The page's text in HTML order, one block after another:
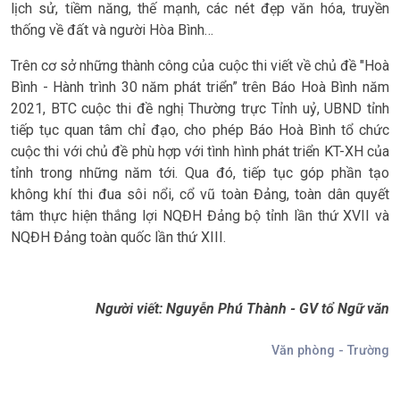
lịch sử, tiềm năng, thế mạnh, các nét đẹp văn hóa, truyền
thống về đất và người Hòa Bình…
Trên cơ sở những thành công của cuộc thi viết về chủ đề "Hoà
Bình - Hành trình 30 năm phát triển” trên Báo Hoà Bình năm
2021, BTC cuộc thi đề nghị Thường trực Tỉnh uỷ, UBND tỉnh
tiếp tục quan tâm chỉ đạo, cho phép Báo Hoà Bình tổ chức
cuộc thi với chủ đề phù hợp với tình hình phát triển KT-XH của
tỉnh trong những năm tới. Qua đó, tiếp tục góp phần tạo
không khí thi đua sôi nổi, cổ vũ toàn Đảng, toàn dân quyết
tâm thực hiện thắng lợi NQĐH Đảng bộ tỉnh lần thứ XVII và
NQĐH Đảng toàn quốc lần thứ XIII.
Người viết: Nguyễn Phú Thành - GV tổ Ngữ văn
Văn phòng - Trường